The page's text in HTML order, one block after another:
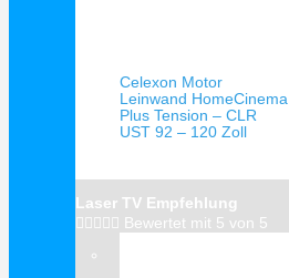
Celexon Motor
Leinwand HomeCinema
Plus Tension – CLR
UST 92 – 120 Zoll
Laser TV Empfehlung
     Bewertet mit 5 von 5